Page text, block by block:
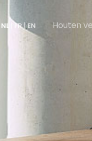
NL FR| EN Houten